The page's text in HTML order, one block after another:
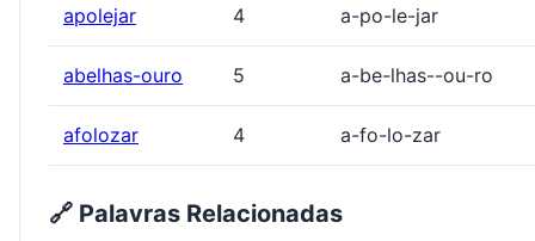
apolejar 4 a-po-le-jar
abelhas-ouro 5 a-be-lhas--ou-ro
afolozar 4 a-fo-lo-zar
🔗 Palavras Relacionadas